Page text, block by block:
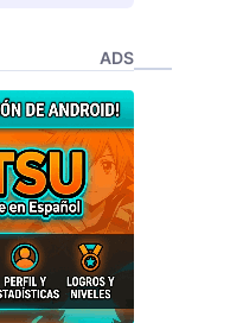
ADS